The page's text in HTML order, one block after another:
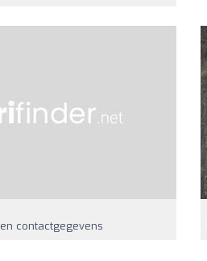
contactgegevens